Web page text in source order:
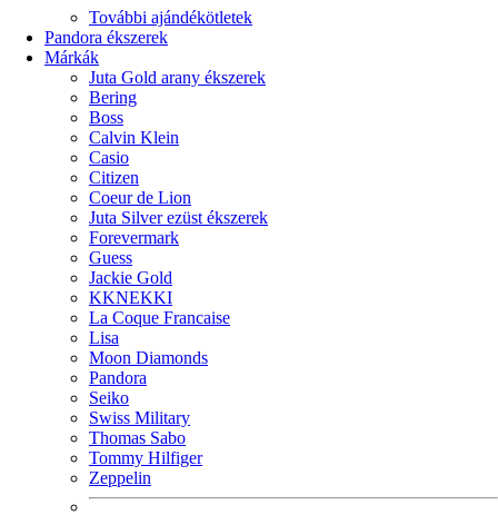
További ajándékötletek
Pandora ékszerek
Márkák
Juta Gold arany ékszerek
Bering
Boss
Calvin Klein
Casio
Citizen
Coeur de Lion
Juta Silver ezüst ékszerek
Forevermark
Guess
Jackie Gold
KKNEKKI
La Coque Francaise
Lisa
Moon Diamonds
Pandora
Seiko
Swiss Military
Thomas Sabo
Tommy Hilfiger
Zeppelin